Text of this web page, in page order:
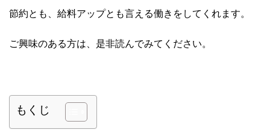
節約とも、給料アップとも言える働きをしてくれます。
ご興味のある方は、是非読んでみてください。
もくじ